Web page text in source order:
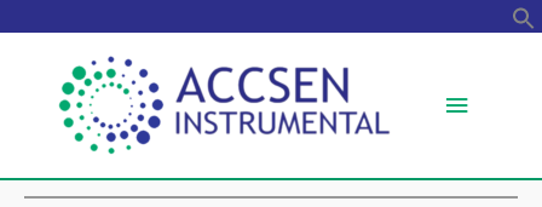
Menú